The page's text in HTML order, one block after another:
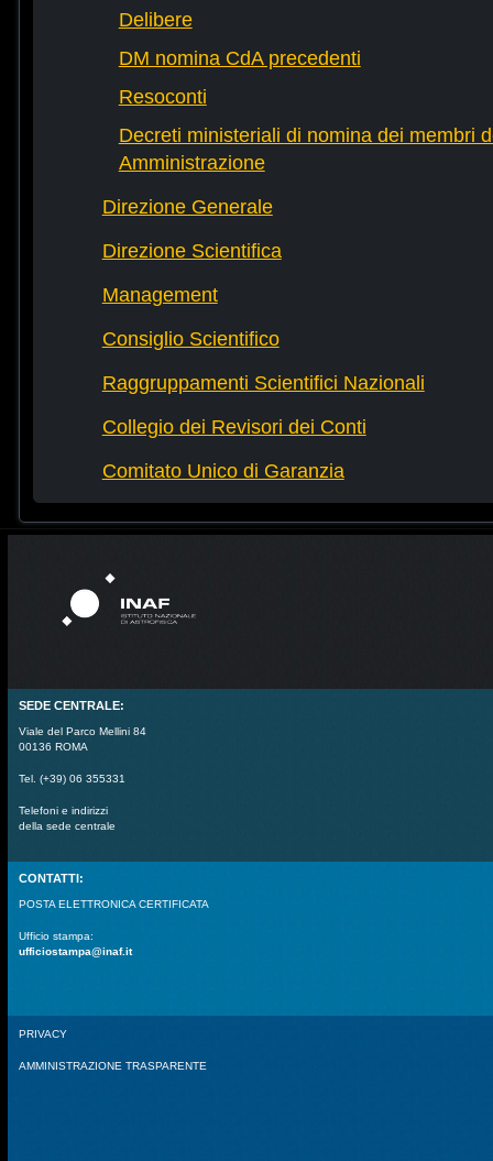
Delibere
DM nomina CdA precedenti
Resoconti
Decreti ministeriali di nomina dei membri
Amministrazione
Direzione Generale
Direzione Scientifica
Management
Consiglio Scientifico
Raggruppamenti Scientifici Nazionali
Collegio dei Revisori dei Conti
Comitato Unico di Garanzia
SEDE CENTRALE:
Viale del Parco Mellini 84
00136 ROMA
Tel. (+39) 06 355331
Telefoni e indirizzi
della sede centrale
CONTATTI:
POSTA ELETTRONICA CERTIFICATA
Ufficio stampa:
ufficiostampa@inaf.it
PRIVACY
AMMINISTRAZIONE TRASPARENTE